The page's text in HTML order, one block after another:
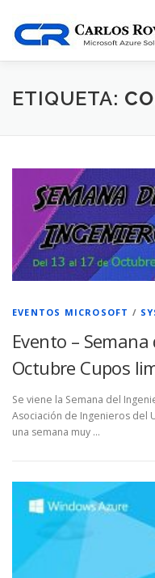
contenido
INICIO BLOG
ETIQUETA:
EVENTOS MICROSOFT /
Evento –
Octubre Cupos
Se viene la Semana del
Asociación de Ingenieros del
una semana muy …